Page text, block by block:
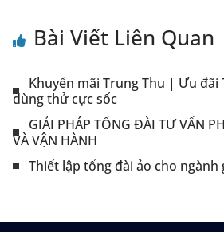
Bài Viết Liên Quan
Khuyến mãi Trung Thu | Ưu đãi
dùng thử cực sốc
GIẢI PHÁP TỔNG ĐÀI TƯ VẤN
VÀ VẬN HÀNH
Thiết lập tổng đài ảo cho ngành